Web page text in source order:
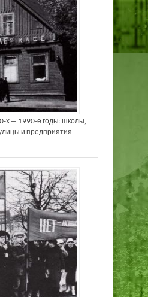
х — 1990-е годы: школы,
и предприятия